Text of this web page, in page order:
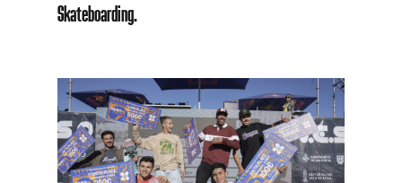
Skateboarding.